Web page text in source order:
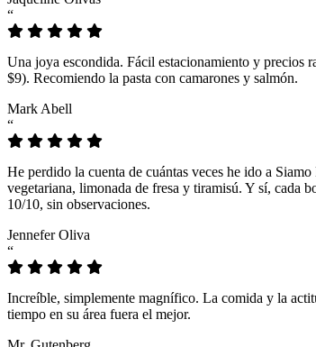
“
Una joya escondida. Fácil estacionamiento y precios
$9). Recomiendo la pasta con camarones y salmón.
Mark Abell
“
He perdido la cuenta de cuántas veces he ido a
vegetariana, limonada de fresa y tiramisú. Y sí, cada
10/10, sin observaciones.
Jennefer Oliva
“
Increíble, simplemente magnífico. La comida y la
tiempo en su área fuera el mejor.